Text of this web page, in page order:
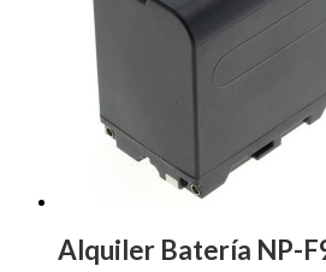
Alquiler Batería NP-